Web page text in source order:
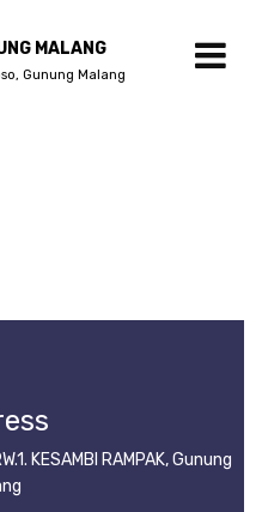
MALANG
Gunung Malang
KESAMBI RAMPAK, Gunung